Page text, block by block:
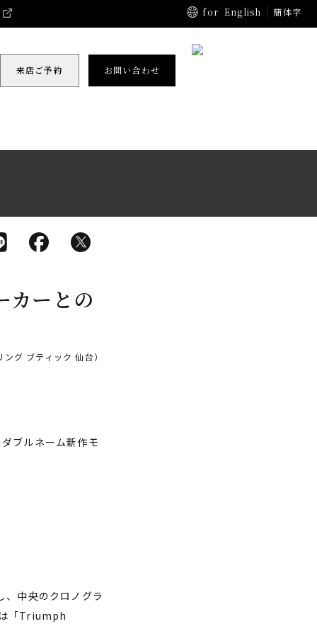
for English 簡体字
来店ご予約 お問い合わせ
カーとの
グ ブティック 仙台）
ブルネーム新作モ
、中央のクロノグラ
「Triumph